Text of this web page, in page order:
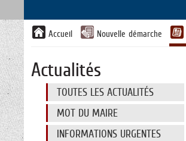
Liste
des
Accueil Nouvelle démarche
Actualités
catégories
d'actualité
TOUTES LES ACTUALITÉS
MOT DU MAIRE
INFORMATIONS URGENTES